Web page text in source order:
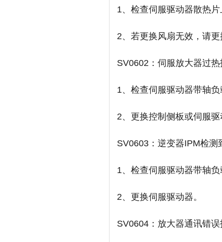
1、检查伺服驱动器散热
2、若更换风扇无效，请
SV0602：伺服放大器过
1、检查伺服驱动器带轴
2、更换控制侧板或伺服
SV0603：逆变器IPM检测
1、检查伺服驱动器带轴
2、更换伺服驱动器。
SV0604：放大器通讯错